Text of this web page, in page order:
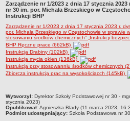
ARCHIWUM SZKÓŁ I PLACÓWEK
Zlikwidowane gimnazja
Przekształcone szkoły i placówki
Wielofunkcyjna Placówka
SPECJALNE OŚRODKI SZKOLNO-
Specjalny Ośrodek nr 1
Dane podstawowe
Statut
Zarządzenie nr 1/2023 z dnia 17 stycznia
nr 30 im. por. Michała Brzeskiego w
Instrukcji BHP
Zarządzenie nr 1/2023 z dnia 17 stycznia 2023 r.
por. Michała Brzeskiego w Częstochowie w sprawie
stosowaniu środków chemicznych” „Instrukcji
BHP Ręczne prace (662kB)
Instrukcja Drabiny (102kB)
Instrukcja mycia okien (136kB)
Instrukcja przy stosowanniu środków chemicznych
Zbiorcza instrukcja prac na wysokościacch (145kB)
metryczka
Wytworzył: Dyrektor Szkoły Podstawowej nr 30 -
stycznia 2023)
Opublikował:Agnieszka Blady (11 marca 2023,
Podmiot udostępniający: Szkoła Podstawowa nr 30